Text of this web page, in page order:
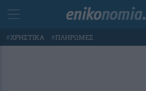
#ΧΡΗΣΤΙΚΑ #ΠΛΗΡΩΜΕΣ